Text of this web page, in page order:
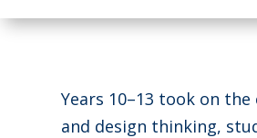
Years 10–13 took on
and design thinking,